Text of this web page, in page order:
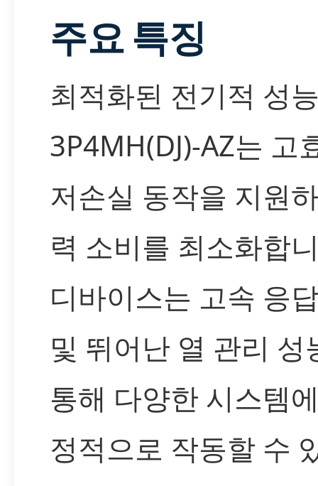
주요 특징
최적화된 전기적 성
3P4MH(DJ)-AZ는 고
저손실 동작을 지원
력 소비를 최소화합
디바이스는 고속 응
및 뛰어난 열 관리 성
통해 다양한 시스템
정적으로 작동할 수